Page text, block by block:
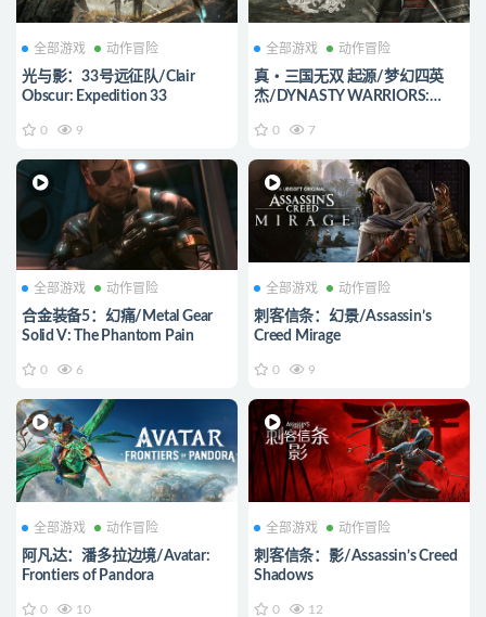
全部游戏 动作冒险
光与影：33号远征队/Clair
Obscur: Expedition 33
0 9
全部游戏 动作冒险
真・三国无双 起源/梦幻四英
杰/DYNASTY WARRIORS:
0 7
全部游戏 动作冒险
合金装备5：幻痛/Metal Gear
Solid V: The Phantom Pain
0 6
全部游戏 动作冒险
刺客信条：幻景/Assassin’s
Creed Mirage
0 9
全部游戏 动作冒险
阿凡达：潘多拉边境/Avatar:
Frontiers of Pandora
0 10
全部游戏 动作冒险
刺客信条：影/Assassin’s Creed
Shadows
0 12